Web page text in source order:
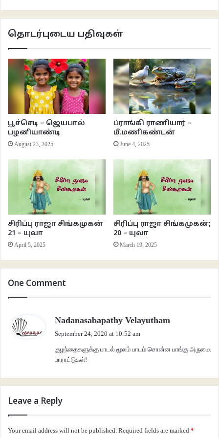
தொடர்புடைய பதிவுகள்
பூச்செடி – ஜெயபால்
பழனியாண்டி
August 23, 2025
ப்ராங்கி ராணியார் –
மீ.மணிகண்டன்
June 4, 2025
சிரிப்பு ராஜா சிங்கமுகன்
21 – யுவா
April 5, 2025
சிரிப்பு ராஜா சிங்கமுகன்;
20 – யுவா
March 19, 2025
One Comment
Nadanasabapathy Velayutham
s
September 24, 2020 at 10:52 am
குழந்தைகளுக்கு பாடல் மூலம் பாடம் சொன்ன பாங்கு அருமை.
பாராட்டுகள்!
Leave a Reply
Your email address will not be published. Required fields are marked *